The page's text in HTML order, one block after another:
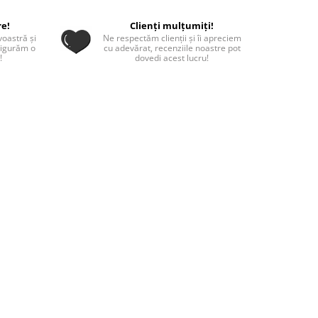
și
o
Clienți mulțumiți!
Ne respectăm clienții și îi apreciem
cu adevărat, recenziile noastre pot
dovedi acest lucru!